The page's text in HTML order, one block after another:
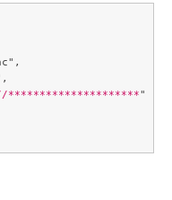
*********************"